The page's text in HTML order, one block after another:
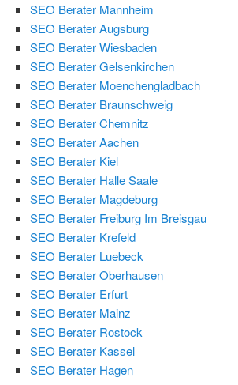
SEO Berater Mannheim
SEO Berater Augsburg
SEO Berater Wiesbaden
SEO Berater Gelsenkirchen
SEO Berater Moenchengladbach
SEO Berater Braunschweig
SEO Berater Chemnitz
SEO Berater Aachen
SEO Berater Kiel
SEO Berater Halle Saale
SEO Berater Magdeburg
SEO Berater Freiburg Im Breisgau
SEO Berater Krefeld
SEO Berater Luebeck
SEO Berater Oberhausen
SEO Berater Erfurt
SEO Berater Mainz
SEO Berater Rostock
SEO Berater Kassel
SEO Berater Hagen